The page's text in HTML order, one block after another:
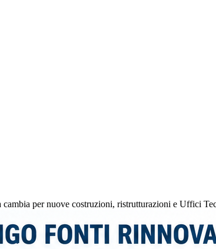
per nuove costruzioni, ristrutturazioni e Uffici